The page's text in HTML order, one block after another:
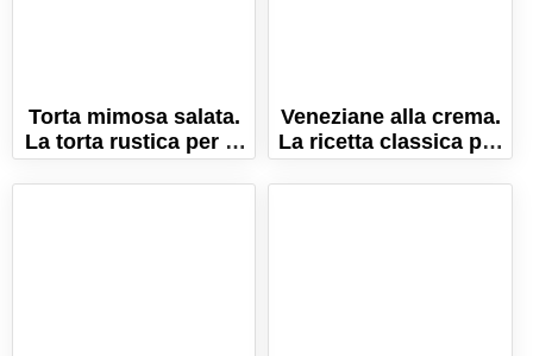
Torta mimosa salata.
La torta rustica per la
Festa della Donna!
Veneziane alla crema.
La ricetta classica per
farle perfette anche a
casa!